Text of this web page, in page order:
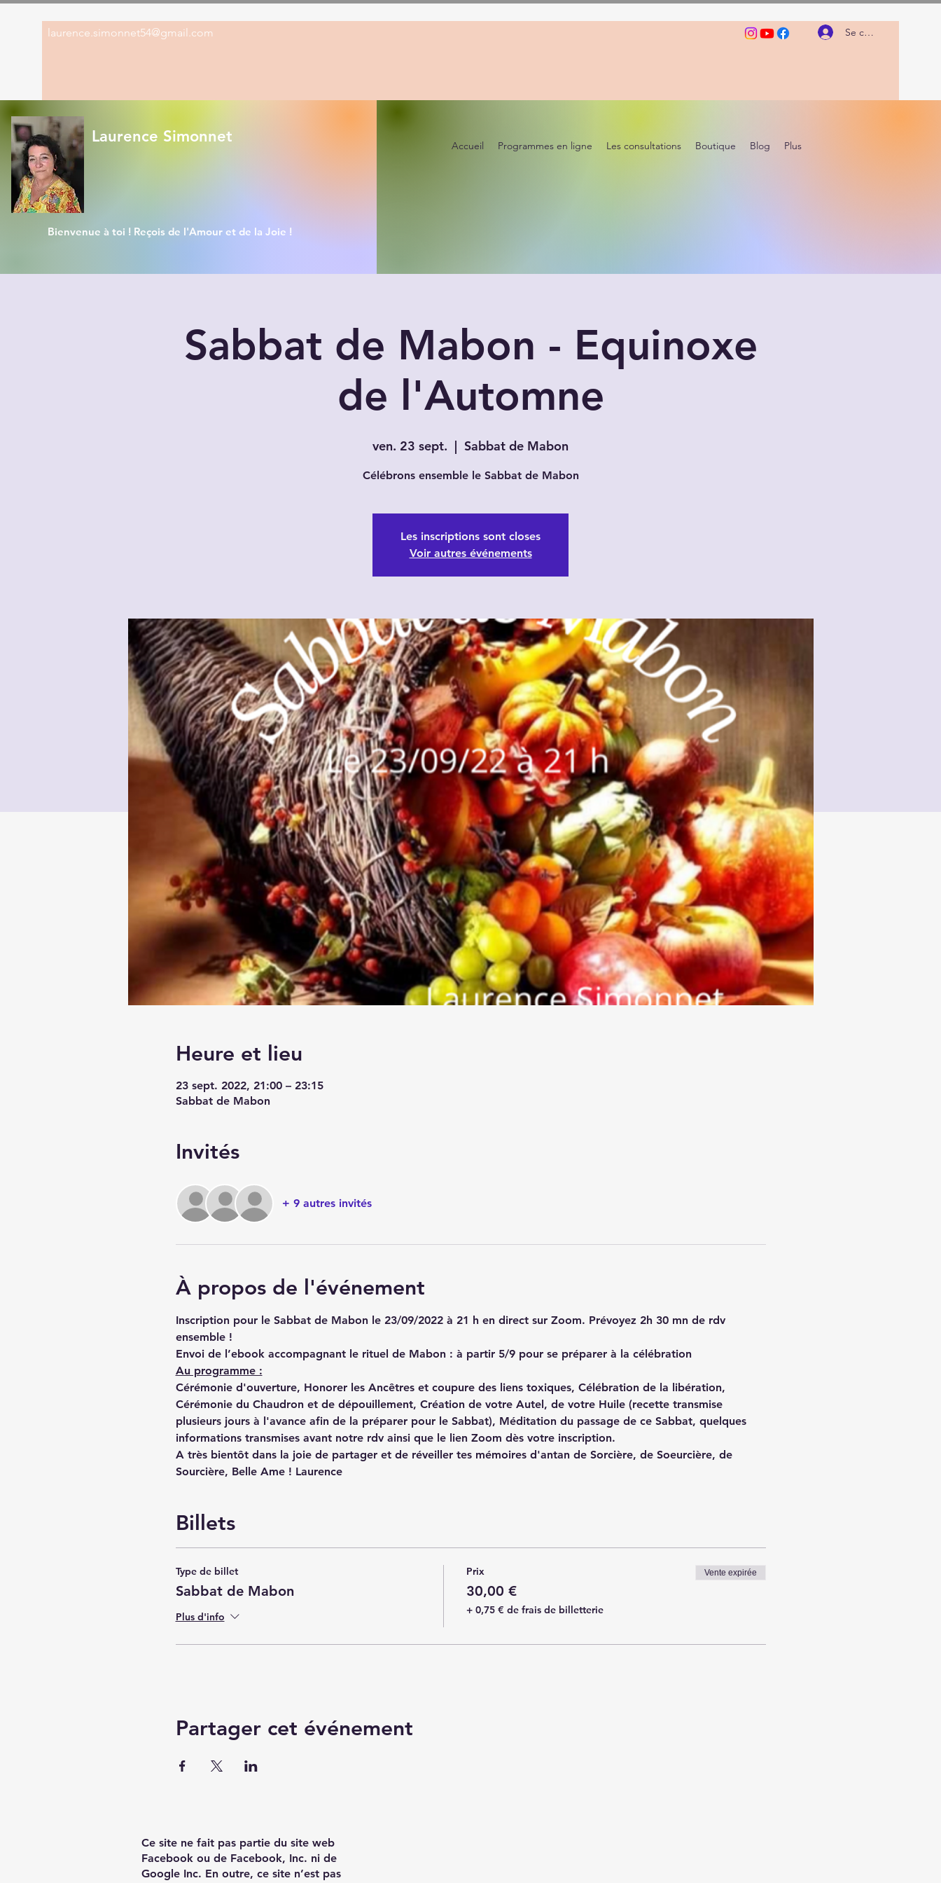
laurence.simonnet54@gmail.com Se connecter
Laurence Simonnet
Bienvenue à toi ! Reçois de l'Amour et de la Joie !
Accueil Programmes en ligne Les consultations Boutique Blog Plus
Sabbat de Mabon - Equinoxe
de l'Automne
ven. 23 sept.
  |
Sabbat de Mabon
Célébrons ensemble le Sabbat de Mabon
Les inscriptions sont closes
Voir autres événements
Heure et lieu
23 sept. 2022, 21:00 – 23:15
Sabbat de Mabon
Invités
+ 9 autres invités
À propos de l'événement
Inscription pour le Sabbat de Mabon le 23/09/2022 à 21 h en direct sur Zoom. Prévoyez 2h 30 mn de rdv
ensemble !
Envoi de l’ebook accompagnant le rituel de Mabon : à partir 5/9 pour se préparer à la célébration
Au programme :
Cérémonie d'ouverture, Honorer les Ancêtres et coupure des liens toxiques, Célébration de la libération,
Cérémonie du Chaudron et de dépouillement, Création de votre Autel, de votre Huile (recette transmise
plusieurs jours à l'avance afin de la préparer pour le Sabbat), Méditation du passage de ce Sabbat, quelques
informations transmises avant notre rdv ainsi que le lien Zoom dès votre inscription.
A très bientôt dans la joie de partager et de réveiller tes mémoires d'antan de Sorcière, de Soeurcière, de
Sourcière, Belle Ame ! Laurence
Billets
Type de billet
Sabbat de Mabon
Plus d'info
Prix
30,00 €
+ 0,75 € de frais de billetterie
Vente expirée
Partager cet événement
Ce site ne fait pas partie du site web
Facebook ou de Facebook, Inc. ni de
Google Inc. En outre, ce site n’est pas